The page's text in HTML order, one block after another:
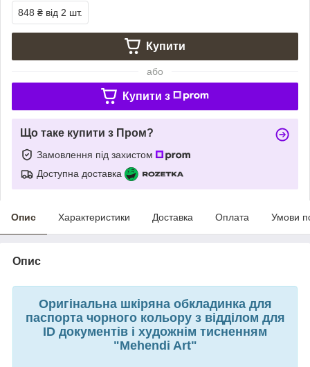
848 ₴ від 2 шт.
Купити
або
Купити з
Що таке купити з Пром?
Замовлення під захистом
Доступна доставка
Опис Характеристики Доставка Оплата Умови
Опис
Оригінальна шкіряна обкладинка для
паспорта чорного кольору з відділом для
ID документів і художнім тисненням
"Mehendi Art"